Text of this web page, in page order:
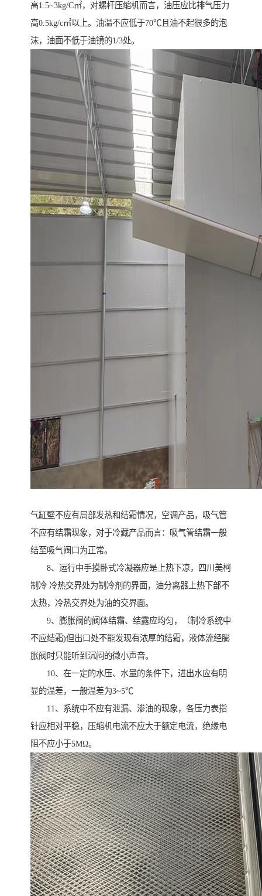
高1.5~3kg/C㎡，对螺杆压缩机而言，油压应比排气压力
高0.5kg/c㎡以上。油温不应低于70℃且油不起很多的泡
沫，油面不低于油镜的1/3处。
气缸壁不应有局部发热和结霜情况，空调产品，吸气管
不应有结霜现象，对于冷藏产品而言：吸气管结霜一般
结至吸气阀口为正常。
8、运行中手摸卧式冷凝器应是上热下凉，四川美柯
制冷 冷热交界处为制冷剂的界面，油分离器上热下部不
太热，冷热交界处为油的交界面。
9、膨胀阀的阀体结霜、结露应均匀，（制冷系统中
不应结霜)但出口处不能发现有浓厚的结霜，液体流经膨
胀阀时只能听到沉闷的微小声音。
10、在一定的水压、水量的条件下，进出水应有明
显的温差，一般温差为3~5℃
11、系统中不应有泄漏、渗油的现象，各压力表指
针应相对平稳，压缩机电流不应大于额定电流，绝缘电
阻不应小于5MΩ。